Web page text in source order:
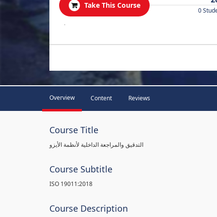
Take This Course
0
.
Overview Content Reviews
Course Title
التدقيق والمراجعة الداخلية لأنظمة الأيزو
Course Subtitle
ISO 19011:2018
Course Description